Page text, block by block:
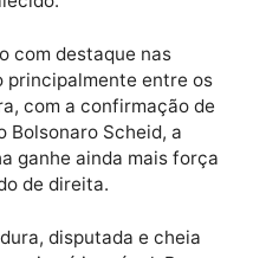
também
que havia tentado
prevaleceu o bom
de seguir
qual já é conhecido.